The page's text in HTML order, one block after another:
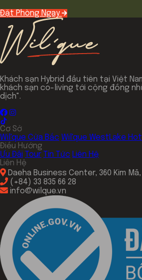
Đặt Phòng Ngay
Khách sạn Hybrid đầu tiên tại Việt
khách sạn co-living tới cộng đồng
dịch".
Cơ Sở
Wil'que Cửa Bắc Wil'que WestLake
Điều Hướng
Ưu Đãi Tour Tin Tức Liên Hệ
Liên Hệ
Daeha Business Center, 360 Kim
(+84) 33 835 66 28
info@wilque.vn